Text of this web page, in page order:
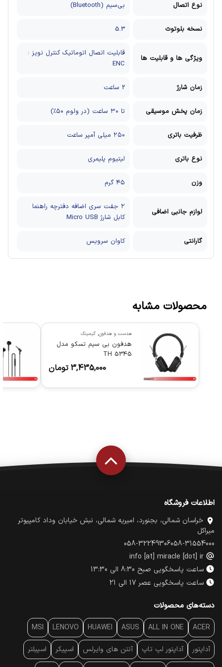
نوع اتصال بی‌سیم (Bluetooth)
نسخه بلوتوث 5.3
ویژگی ها و قابلیت ها
قابلیت اتصال اتوماتیک کنترل نویز :
ENC
زمان شارژ 2 ساعت
زمان پخش موسیقی تا ۳۰ ساعت (در ولوم ۵۰٪)
ظرفیت باتری ۲۵۰ میلی آمپر ساعت
نوع باتری لیتیوم پلیمری
وزن ۴۵ گرم
لوازم جانبی اضافی
۲ جفت سری اضافه
دفترچه راهنما
کابل شارژ Micro USB
گارانتی کاوان سرویس
محصولات مشابه
هدست و هدفون, گیمینگ
هدفون بی سیم تسکو مدل
TH 5345
3,435,000 تومان
اطلاعات فروشگاه
خراسان شمالی، بجنورد، امیریه شمالی، نبش خیابان وداد کامپیوتر
میراکل
058-31554000
058-32249306
info [at] miracle [dot] ir
ساعت پاسخگویی صبح 8:30 الی 13:30
ساعت پاسخگویی عصر 17 الی 21
دسته‌های محصولات
ACER
ALL IN ONE
ASUS
HUAWEI
LENOVO
MSI
آداپتور آداپتور لپ تاپ آنتن‌ های وایرلس اسپیکر اسپیلتر